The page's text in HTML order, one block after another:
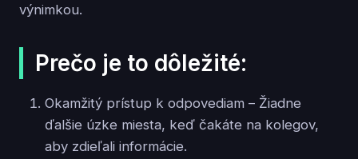
výnimkou.
Prečo je to dôležité:
Okamžitý prístup k odpovediam – Žiadne
ďalšie úzke miesta, keď čakáte na kolegov,
aby zdieľali informácie.